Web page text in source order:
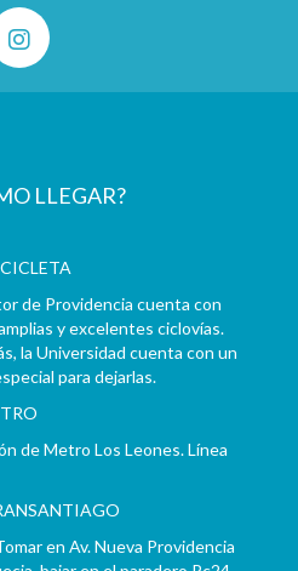
LLEGAR?
de Providencia cuenta con
y excelentes ciclovías.
la Universidad cuenta con un
para dejarlas.
de Metro Los Leones. Línea
en Av. Nueva Providencia